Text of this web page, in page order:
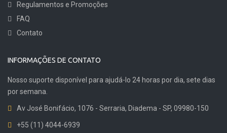
Regulamentos e Promoções
FAQ
Contato
INFORMAÇÕES DE CONTATO
Nosso suporte disponível para ajudá-lo 24 horas por dia, sete dias
por semana.
Av José Bonifácio, 1076 - Serraria, Diadema - SP, 09980-150
+55 (11) 4044-6939